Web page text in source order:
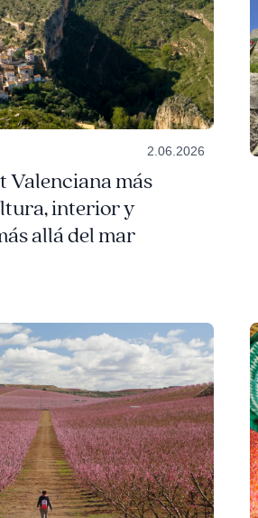
2.06.2026
Valenciana más
interior y
allá del mar